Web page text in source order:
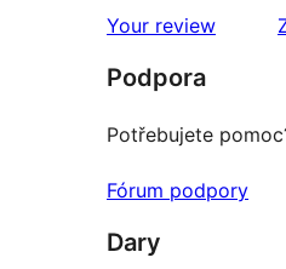
hodnocení
Your review
Podpora
Potřebujete
Fórum podpory
Dary